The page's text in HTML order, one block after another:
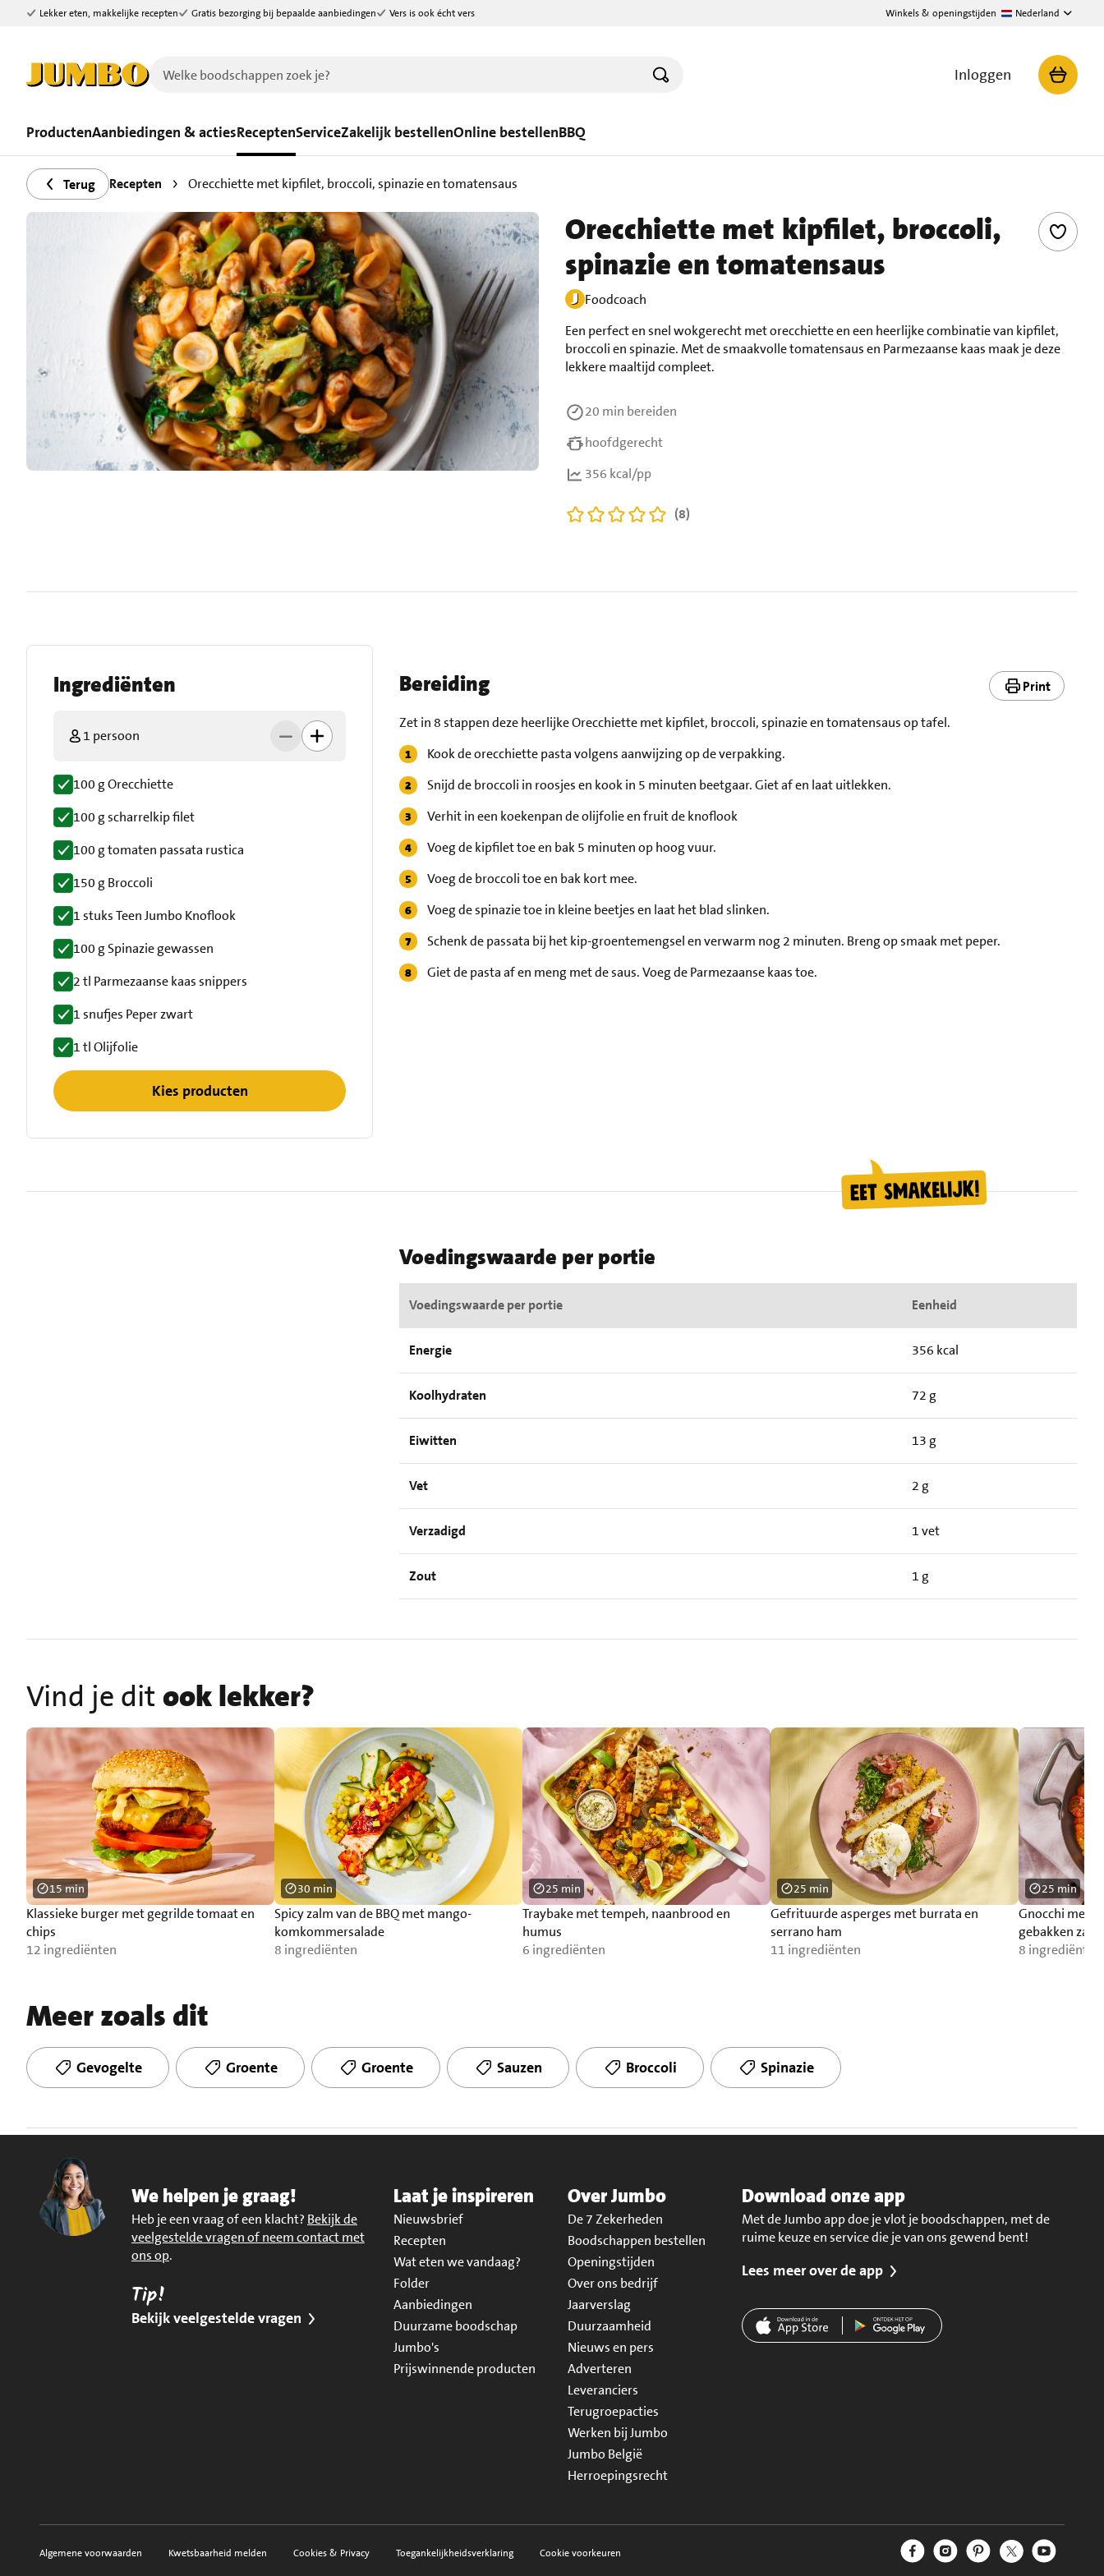
Ga naar zoeken
Ga naar hoofdinhoud
Lekker eten, makkelijke recepten Gratis bezorging bij bepaalde aanbiedingen Vers is ook écht vers Winkels & openingstijden Nederland
Inloggen
ProductenAanbiedingen & actiesReceptenServiceZakelijk bestellenOnline bestellenBBQ
Terug Recepten Orecchiette met kipfilet, broccoli, spinazie en tomatensaus
Orecchiette met kipfilet, broccoli,
spinazie en tomatensaus
Foodcoach
Een perfect en snel wokgerecht met orecchiette en een heerlijke combinatie van kipfilet,
broccoli en spinazie. Met de smaakvolle tomatensaus en Parmezaanse kaas maak je deze
lekkere maaltijd compleet.
20 min bereiden
hoofdgerecht
356 kcal/pp
(8)
Ingrediënten
1 persoon
100 g Orecchiette
100 g scharrelkip filet
100 g tomaten passata rustica
150 g Broccoli
1 stuks Teen Jumbo Knoflook
100 g Spinazie gewassen
2 tl Parmezaanse kaas snippers
1 snufjes Peper zwart
1 tl Olijfolie
Kies producten
Bereiding Print
Zet in 8 stappen deze heerlijke Orecchiette met kipfilet, broccoli, spinazie en tomatensaus op tafel.
Kook de orecchiette pasta volgens aanwijzing op de verpakking.
Snijd de broccoli in roosjes en kook in 5 minuten beetgaar. Giet af en laat uitlekken.
Verhit in een koekenpan de olijfolie en fruit de knoflook
Voeg de kipfilet toe en bak 5 minuten op hoog vuur.
Voeg de broccoli toe en bak kort mee.
Voeg de spinazie toe in kleine beetjes en laat het blad slinken.
Schenk de passata bij het kip-groentemengsel en verwarm nog 2 minuten. Breng op smaak met peper.
Giet de pasta af en meng met de saus. Voeg de Parmezaanse kaas toe.
Voedingswaarde per portie
Voedingswaarde per portie Eenheid
Energie 356 kcal
Koolhydraten 72 g
Eiwitten 13 g
Vet 2 g
Verzadigd 1 vet
Zout 1 g
Vind je ditook lekker?
Klassieke burger met gegrilde tomaat en
chips
12 ingrediënten
15 min
Spicy zalm van de BBQ met mango-
komkommersalade
8 ingrediënten
30 min
Traybake met tempeh, naanbrood en
humus
6 ingrediënten
25 min
Gefrituurde asperges met burrata en
serrano ham
11 ingrediënten
25 min
Gnocchi met
gebakken zalm
8 ingrediënten
25 min
Meer zoals dit
Gevogelte Groente Groente Sauzen Broccoli Spinazie
We helpen je graag!
Heb je een vraag of een klacht? Bekijk de
veelgestelde vragen of neem contact met
ons op.
Tip!
Bekijk veelgestelde vragen
Laat je inspireren
Nieuwsbrief
Recepten
Wat eten we vandaag?
Folder
Aanbiedingen
Duurzame boodschap
Jumbo's
Prijswinnende producten
Over Jumbo
De 7 Zekerheden
Boodschappen bestellen
Openingstijden
Over ons bedrijf
Jaarverslag
Duurzaamheid
Nieuws en pers
Adverteren
Leveranciers
Terugroepacties
Werken bij Jumbo
Jumbo België
Herroepingsrecht
Download onze app
Met de Jumbo app doe je vlot je boodschappen, met de
ruime keuze en service die je van ons gewend bent!
Lees meer over de app
Voorwaarden, privacy en sitemap
Algemene voorwaarden Kwetsbaarheid melden Cookies & Privacy Toegankelijkheidsverklaring Cookie voorkeuren Volg ons
Jumbo Facebook
Jumbo Instagram
Jumbo Pinterest
Jumbo Twitter
Jumbo